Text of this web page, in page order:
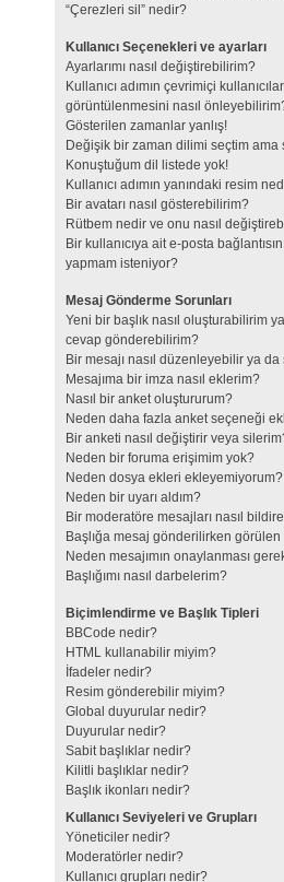
“Çerezleri sil” nedir?
Kullanıcı Seçenekleri ve ayarları
Ayarlarımı nasıl değiştirebilirim?
Kullanıcı adımın çevrimiçi
görüntülenmesini nasıl
Gösterilen zamanlar yanlış!
Değişik bir zaman dilimi seçtim ama
Konuştuğum dil listede yok!
Kullanıcı adımın yanındaki resim
Bir avatarı nasıl gösterebilirim?
Rütbem nedir ve onu nasıl
Bir kullanıcıya ait e-posta
yapmam isteniyor?
Mesaj Gönderme Sorunları
Yeni bir başlık nasıl oluşturabilirim
cevap gönderebilirim?
Bir mesajı nasıl düzenleyebilir ya
Mesajıma bir imza nasıl eklerim?
Nasıl bir anket oluştururum?
Neden daha fazla anket seçeneği
Bir anketi nasıl değiştirir veya
Neden bir foruma erişimim yok?
Neden dosya ekleri ekleyemiyorum?
Neden bir uyarı aldım?
Bir moderatöre mesajları nasıl
Başlığa mesaj gönderilirken görülen
Neden mesajımın onaylanması
Başlığımı nasıl darbelerim?
Biçimlendirme ve Başlık Tipleri
BBCode nedir?
HTML kullanabilir miyim?
İfadeler nedir?
Resim gönderebilir miyim?
Global duyurular nedir?
Duyurular nedir?
Sabit başlıklar nedir?
Kilitli başlıklar nedir?
Başlık ikonları nedir?
Kullanıcı Seviyeleri ve Grupları
Yöneticiler nedir?
Moderatörler nedir?
Kullanıcı grupları nedir?